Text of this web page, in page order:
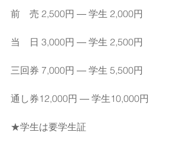
前　売 2,500円 ― 学生 2,000円
当　日 3,000円 ― 学生 2,500円
三回券 7,000円 ― 学生 5,500円
通し券12,000円 ― 学生10,000円
★学生は要学生証